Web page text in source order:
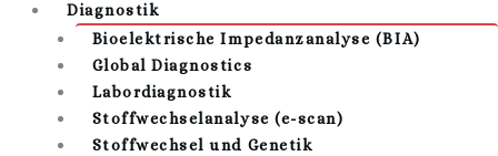
Diagnostik
Bioelektrische Impedanzanalyse (BIA)
Global Diagnostics
Labordiagnostik
Stoffwechselanalyse (e-scan)
Stoffwechsel und Genetik